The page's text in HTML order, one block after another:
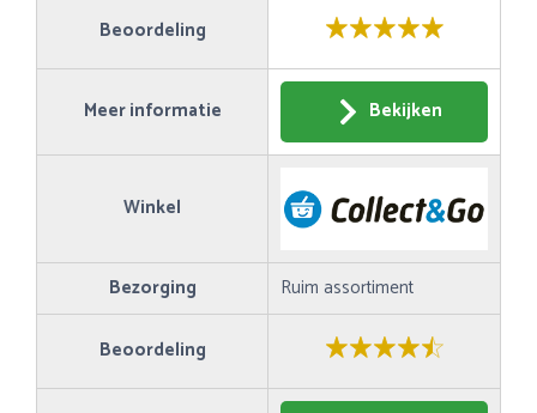
Beoordeling
Meer informatie Bekijken
Winkel
Bezorging Ruim assortiment
Beoordeling